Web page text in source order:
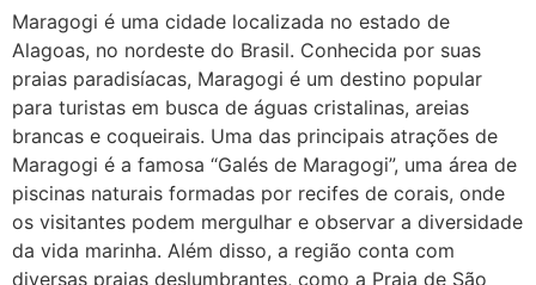
Maragogi é uma cidade localizada no estado de
Alagoas, no nordeste do Brasil. Conhecida por suas
praias paradisíacas, Maragogi é um destino popular
para turistas em busca de águas cristalinas, areias
brancas e coqueirais. Uma das principais atrações de
Maragogi é a famosa “Galés de Maragogi”, uma área de
piscinas naturais formadas por recifes de corais, onde
os visitantes podem mergulhar e observar a diversidade
da vida marinha. Além disso, a região conta com
diversas praias deslumbrantes, como a Praia de São
quem já tomou os remédio se
depois que para de menstruar
começa a sair um líquido
transparente, se é normal ?
22/05/2026 17:10:05
(879121**** em
http://www.proaborto.com)
Deve ser normal